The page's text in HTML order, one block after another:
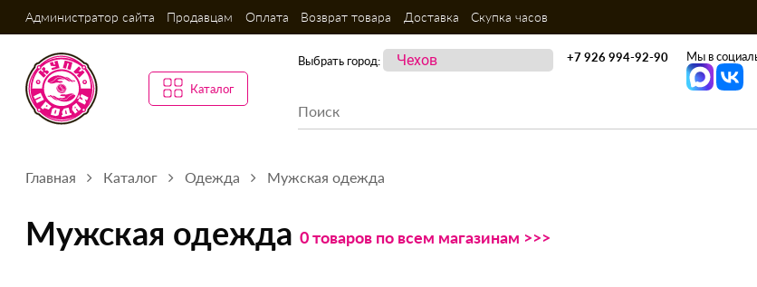
Администратор сайта Продавцам Оплата Возврат товара Доставка Скупка часов
Каталог
Выбрать город: +7 926 994-92-90 Мы в
Главная Каталог Одежда Мужская одежда
Мужская одежда 0 товаров по всем магазинам >>>